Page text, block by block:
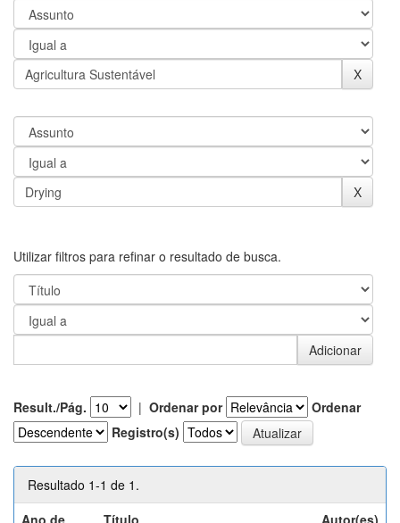
Utilizar filtros para refinar o resultado de busca.
Result./Pág. | Ordenar por
Ordenar
Registro(s)
Resultado 1-1 de 1.
Ano de
Título Autor(es)